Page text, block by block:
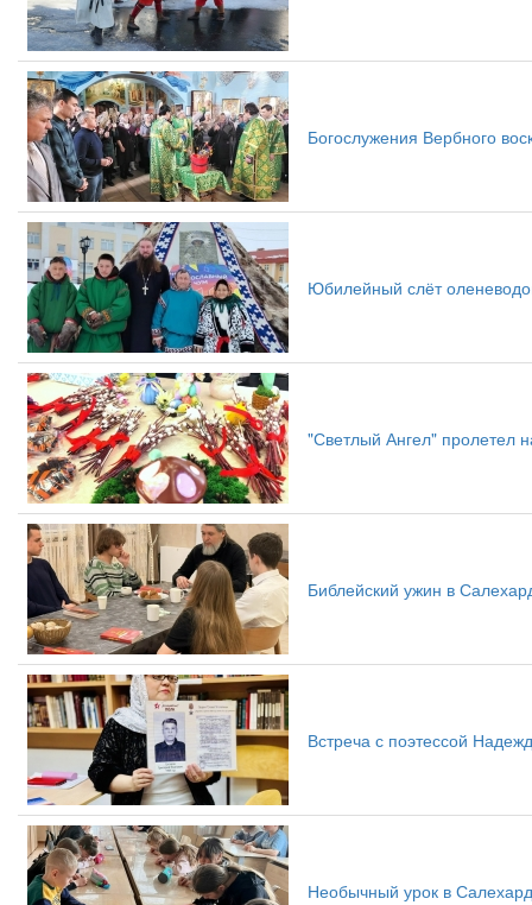
Богослужения Вербного
Юбилейный слёт
"Светлый Ангел" пролетел
Библейский ужин в
Встреча с поэтессой
Необычный урок в